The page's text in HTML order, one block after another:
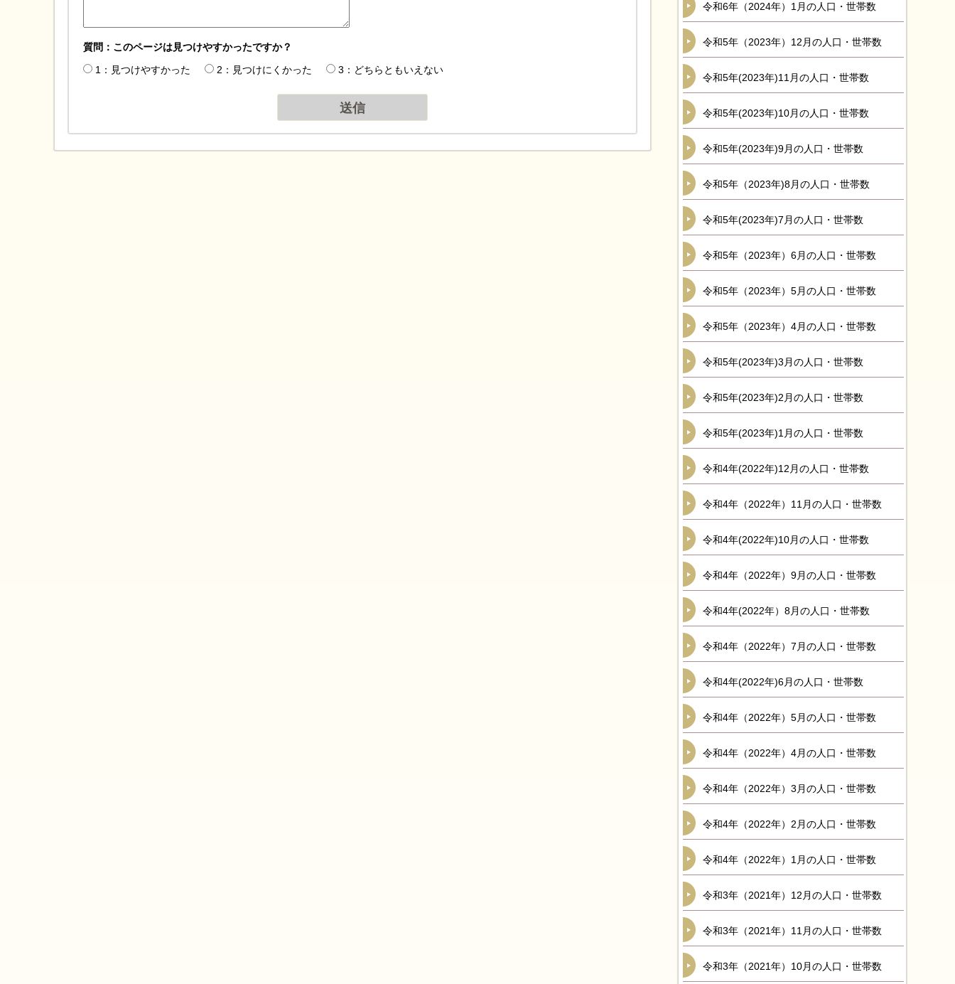
質問：このページは見つけやすかったですか？
1：見つけやすかった
2：見つけにくかった 3：どちらともいえない
令和6年（2024年）1月の人口・世帯数
令和5年（2023年）12月の人口・世帯数
令和5年(2023年)11月の人口・世帯数
令和5年(2023年)10月の人口・世帯数
令和5年(2023年)9月の人口・世帯数
令和5年（2023年)8月の人口・世帯数
令和5年(2023年)7月の人口・世帯数
令和5年（2023年）6月の人口・世帯数
令和5年（2023年）5月の人口・世帯数
令和5年（2023年）4月の人口・世帯数
令和5年(2023年)3月の人口・世帯数
令和5年(2023年)2月の人口・世帯数
令和5年(2023年)1月の人口・世帯数
令和4年(2022年)12月の人口・世帯数
令和4年（2022年）11月の人口・世帯数
令和4年(2022年)10月の人口・世帯数
令和4年（2022年）9月の人口・世帯数
令和4年(2022年）8月の人口・世帯数
令和4年（2022年）7月の人口・世帯数
令和4年(2022年)6月の人口・世帯数
令和4年（2022年）5月の人口・世帯数
令和4年（2022年）4月の人口・世帯数
令和4年（2022年）3月の人口・世帯数
令和4年（2022年）2月の人口・世帯数
令和4年（2022年）1月の人口・世帯数
令和3年（2021年）12月の人口・世帯数
令和3年（2021年）11月の人口・世帯数
令和3年（2021年）10月の人口・世帯数